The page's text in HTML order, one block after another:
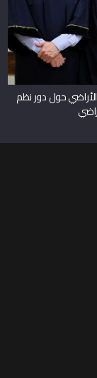
حول دور نظم